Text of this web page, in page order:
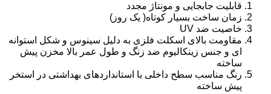
قابلیت جابجایی و مونتاژ مجدد
زمان ساخت بسیار کوتاه( یک روز)
خاصیت ضد UV
مقاومت بالای اسکلت فلزی به دلیل سینوس و شکل استوانه
ای و جنس زینکالیوم ضد زنگ و طول عمر بالا مخزن پیش
ساخته
رنگ مناسب سطح داخلی با استانداردهای بهداشتی در استخر
پیش ساخته